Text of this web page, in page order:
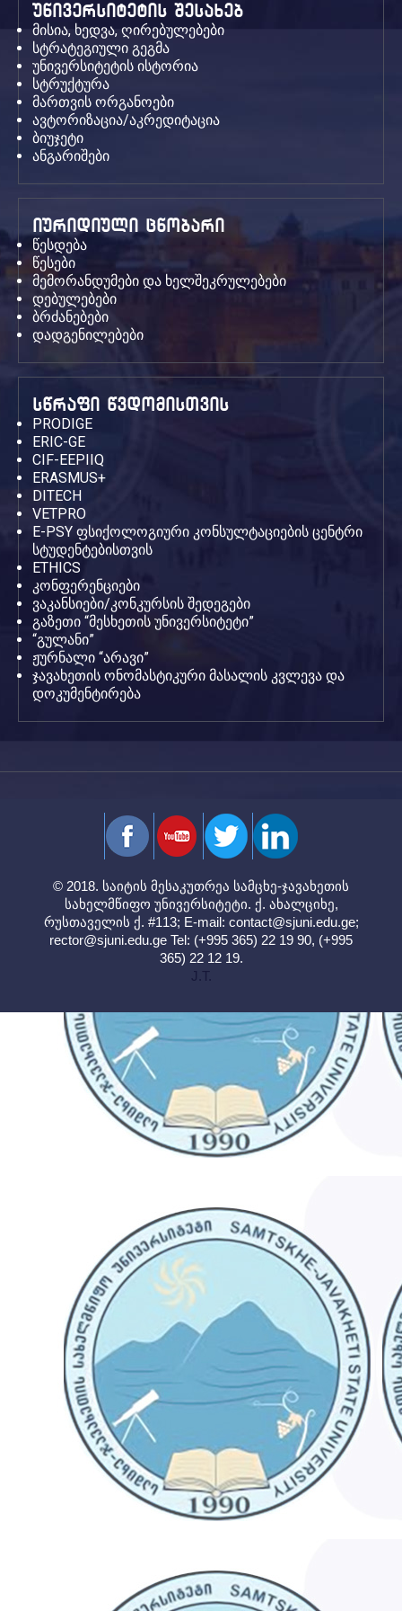
უნივერსიტეტის შესახებ
მისია, ხედვა, ღირებულებები
სტრატეგიული გეგმა
უნივერსიტეტის ისტორია
სტრუქტურა
მართვის ორგანოები
ავტორიზაცია/აკრედიტაცია
ბიუჯეტი
ანგარიშები
იურიდიული ცნობარი
წესდება
წესები
მემორანდუმები და ხელშეკრულებები
დებულებები
ბრძანებები
დადგენილებები
სწრაფი წვდომისთვის
PRODIGE
ERIC-GE
CIF-EEPIIQ
ERASMUS+
DITECH
VETPRO
E-PSY ფსიქოლოგიური კონსულტაციების ცენტრი
სტუდენტებისთვის
ETHICS
კონფერენციები
ვაკანსიები/კონკურსის შედეგები
გაზეთი “მესხეთის უნივერსიტეტი”
“გულანი”
ჟურნალი “არავი”
ჯავახეთის ონომასტიკური მასალის კვლევა და
დოკუმენტირება
© 2018. საიტის მესაკუთრეა სამცხე-ჯავახეთის
სახელმწიფო უნივერსიტეტი. ქ. ახალციხე,
რუსთაველის ქ. #113; E-mail: contact@sjuni.edu.ge;
rector@sjuni.edu.ge Tel: (+995 365) 22 19 90, (+995
365) 22 12 19.
J.T.